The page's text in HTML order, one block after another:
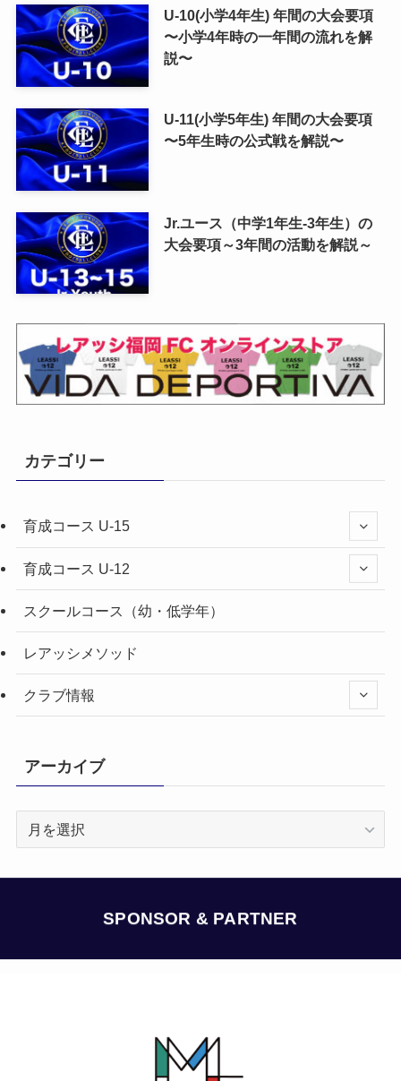
U-10(小学4年生) 年間の大会要項
〜小学4年時の一年間の流れを解
説〜
U-11(小学5年生) 年間の大会要項
〜5年生時の公式戦を解説〜
Jr.ユース（中学1年生-3年生）の
大会要項～3年間の活動を解説～
カテゴリー
育成コース U-15
育成コース U-12
スクールコース（幼・低学年）
レアッシメソッド
クラブ情報
アーカイブ
SPONSOR & PARTNER